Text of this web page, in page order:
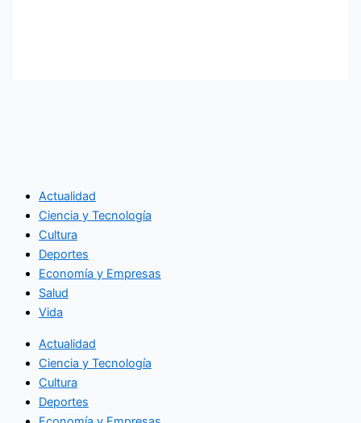
Actualidad
Ciencia y Tecnología
Cultura
Deportes
Economía y Empresas
Salud
Vida
Actualidad
Ciencia y Tecnología
Cultura
Deportes